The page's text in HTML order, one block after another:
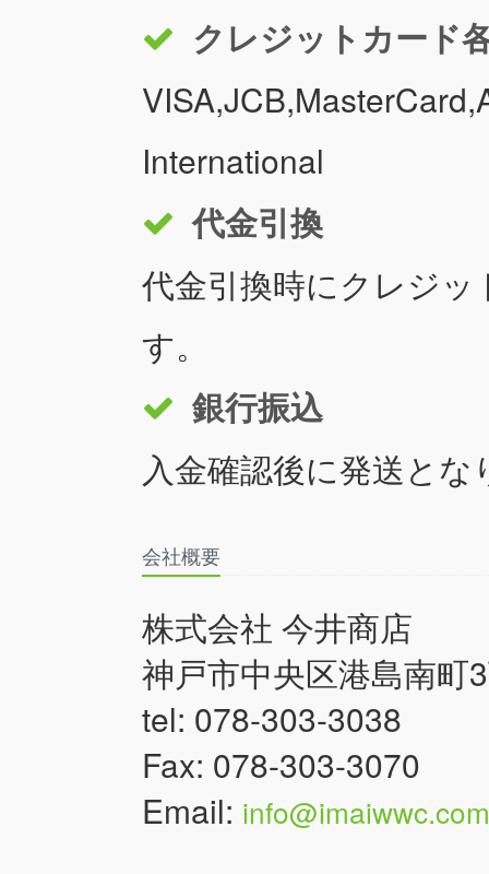
クレジットカード
International
代金引換
代金引換時にクレジ
す。
銀行振込
入金確認後に発送とな
会社概要
株式会社 今井商店
神戸市中央区港島南町
tel: 078-303-3038
Fax: 078-303-3070
Email: info@imaiwwc.com